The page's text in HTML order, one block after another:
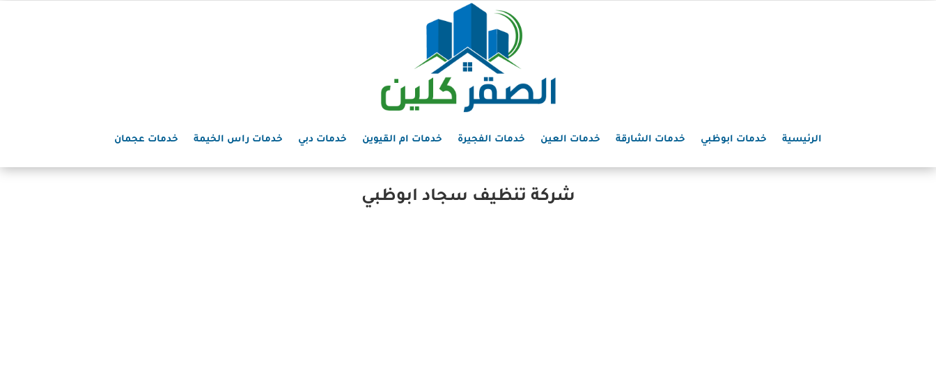
الرئيسية خدمات ابوظبي خدمات الشارقة خدمات العين خدمات الفجيرة خدمات ام القيوين خدمات دبي خدمات راس الخيمة خدمات عجمان
شركة تنظيف سجاد ابوظبي